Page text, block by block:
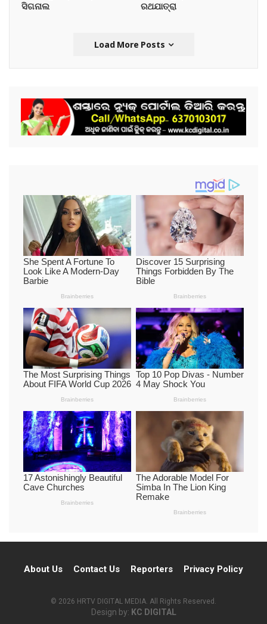
ସିଗନାଲ
ରଥଯାତ୍ରା
Load More Posts
About Us Contact Us Reporters Privacy Policy
© 2026 HRTV DIGITAL MEDIA. All Rights Reserved.
Design by: KC DIGITAL